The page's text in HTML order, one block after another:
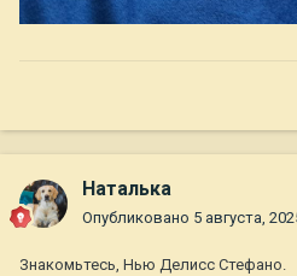
Наталька
Опубликовано 5 августа,
Знакомьтесь, Нью Делисс Стефано.